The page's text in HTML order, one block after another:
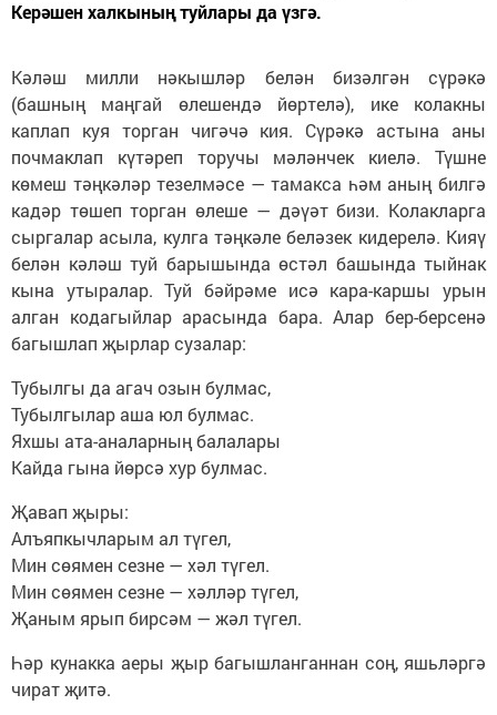
Керәшен халкының туйлары да үзгә.
Кәләш милли нәкышләр белән бизәлгән сүрәкә
(башның маңгай өлешендә йөртелә), ике колакны
каплап куя торган чигәчә кия. Сүрәкә астына аны
почмаклап күтәреп торучы мәләнчек киелә. Түшне
көмеш тәңкәләр тезелмәсе — тамакса һәм аның билгә
кадәр төшеп торган өлеше — дәүәт бизи. Колакларга
сыргалар асыла, кулга тәңкәле беләзек кидерелә. Кияү
белән кәләш туй барышында өстәл башында тыйнак
кына утыралар. Туй бәйрәме исә кара-каршы урын
алган кодагыйлар арасында бара. Алар бер-берсенә
багышлап җырлар сузалар:
Тубылгы да агач озын булмас,
Тубылгылар аша юл булмас.
Яхшы ата-аналарның балалары
Кайда гына йөрсә хур булмас.
Җавап җыры:
Алъяпкычларым ал түгел,
Мин сөямен сезне — хәл түгел.
Мин сөямен сезне — хәлләр түгел,
Җаным ярып бирсәм — жәл түгел.
Һәр кунакка аеры җыр багышланганнан соң, яшьләргә
чират җитә.